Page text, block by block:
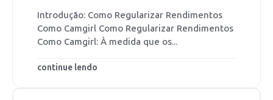
Introdução: Como Regularizar Rendimentos
Como Camgirl Como Regularizar Rendimentos
Como Camgirl: À medida que os...
continue lendo